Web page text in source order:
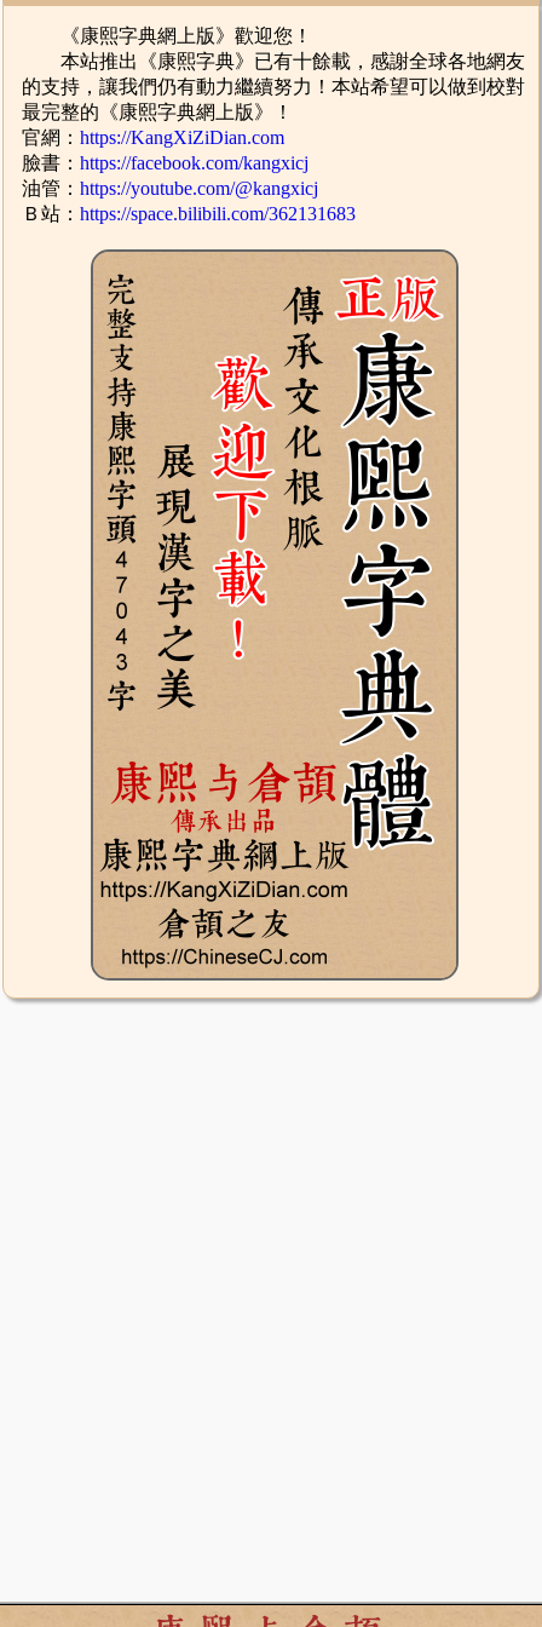
《康熙字典網上版》歡迎您！
本站推出《康熙字典》已有十餘載，感謝全球各地網友
的支持，讓我們仍有動力繼續努力！本站希望可以做到校對
最完整的《康熙字典網上版》！
官網：https://KangXiZiDian.com
臉書：https://facebook.com/kangxicj
油管：https://youtube.com/@kangxicj
Ｂ站：https://space.bilibili.com/362131683